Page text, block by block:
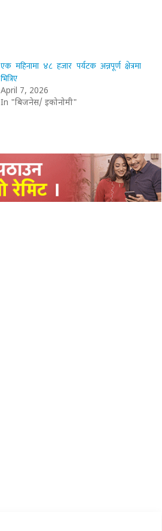
एक महिनामा ४८ हजार पर्यटक अन्नपूर्ण क्षेत्रमा
भित्रिए
April 7, 2026
In "बिजनेस/ इकोनोमी"